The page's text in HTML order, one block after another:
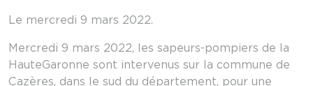
Le mercredi 9 mars 2022.
Mercredi 9 mars 2022, les sapeurs-pompiers de la
HauteGaronne sont intervenus sur la commune de
Cazères, dans le sud du département, pour une